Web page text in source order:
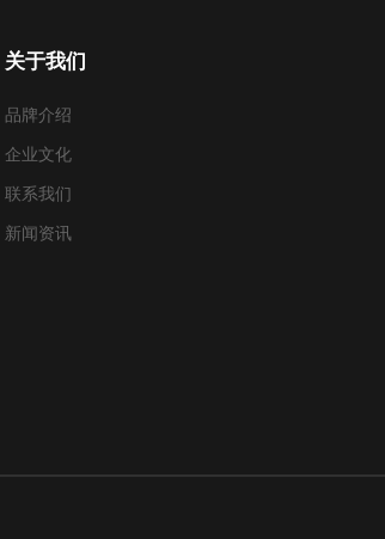
关于我们
品牌介绍
企业文化
联系我们
新闻资讯